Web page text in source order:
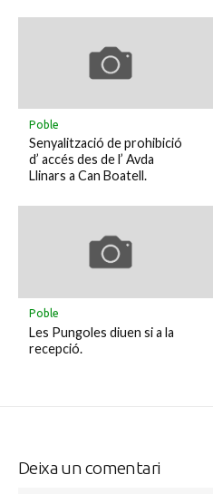
Poble
Senyalització de prohibició
d’ accés des de l’ Avda
Llinars a Can Boatell.
Poble
Les Pungoles diuen si a la
recepció.
Deixa un comentari